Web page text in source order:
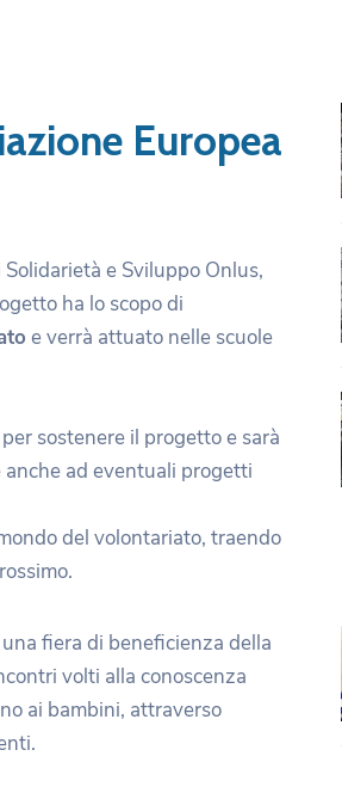
Europea
Solidarietà e Sviluppo Onlus,
ha lo scopo di
e verrà attuato nelle scuole
sostenere il progetto e sarà
ad eventuali progetti
del volontariato, traendo
fiera di beneficienza della
volti alla conoscenza
ai bambini, attraverso